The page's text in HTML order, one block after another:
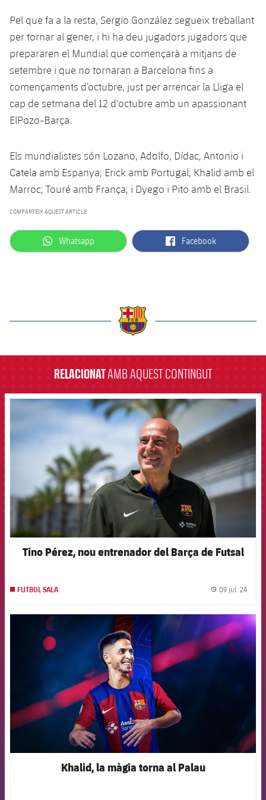
Pel que fa a la resta, Sergio González segueix treballant
per tornar al gener, i hi ha deu jugadors jugadors que
prepararen el Mundial que començarà a mitjans de
setembre i que no tornaran a Barcelona fins a
començaments d’octubre, just per arrencar la Lliga el
cap de setmana del 12 d'octubre amb un apassionant
ElPozo-Barça.
Els mundialistes són Lozano, Adolfo, Dídac, Antonio i
Catela amb Espanya; Erick amb Portugal; Khalid amb el
Marroc; Touré amb França; i Dyego i Pito amb el Brasil.
COMPARTEIX AQUEST ARTICLE
label.aria.whatsapp
Whatsapp label.aria.facebook
Facebook
RELACIONATAMB AQUEST CONTINGUT
FCB Barcelona badge
Tino Pérez, nou entrenador del Barça de Futsal
FUTBOL SALA 09 jul. 24
FCB Barcelona badge
Khalid, la màgia torna al Palau